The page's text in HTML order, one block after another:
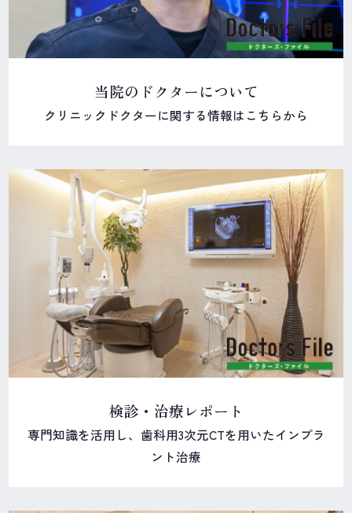
当院のドクターについて
クリニックドクターに関する情報はこちらから
検診・治療レポート
専門知識を活用し、歯科用3次元CTを用いたインプラ
ント治療